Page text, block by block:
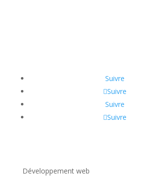
Suivre
Suivre
Suivre
Suivre
Développement web